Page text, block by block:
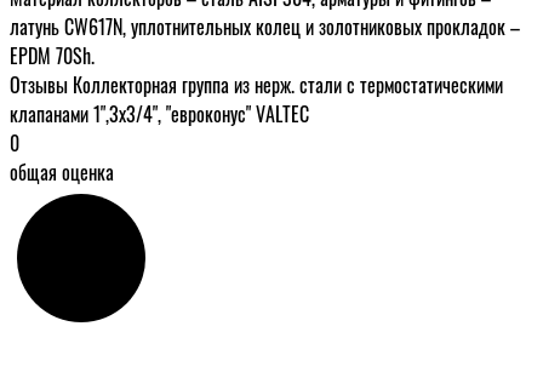
латунь CW617N, уплотнительных колец и золотниковых прокладок –
EPDM 70Sh.
Отзывы Коллекторная группа из нерж. стали с термостатическими
клапанами 1",3x3/4", "евроконус" VALTEC
0
общая оценка